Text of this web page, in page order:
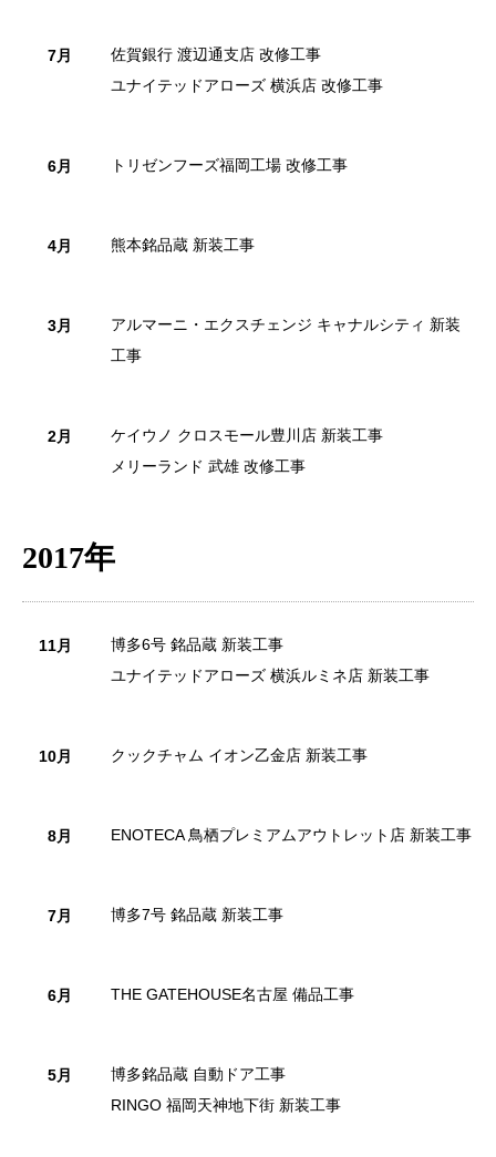
7月
佐賀銀行 渡辺通支店 改修工事
ユナイテッドアローズ 横浜店 改修工事
6月 トリゼンフーズ福岡工場 改修工事
4月 熊本銘品蔵 新装工事
3月
アルマーニ・エクスチェンジ キャナルシティ 新装
工事
2月
ケイウノ クロスモール豊川店 新装工事
メリーランド 武雄 改修工事
2017年
11月
博多6号 銘品蔵 新装工事
ユナイテッドアローズ 横浜ルミネ店 新装工事
10月 クックチャム イオン乙金店 新装工事
8月 ENOTECA 鳥栖プレミアムアウトレット店 新装工事
7月 博多7号 銘品蔵 新装工事
6月 THE GATEHOUSE名古屋 備品工事
5月
博多銘品蔵 自動ドア工事
RINGO 福岡天神地下街 新装工事